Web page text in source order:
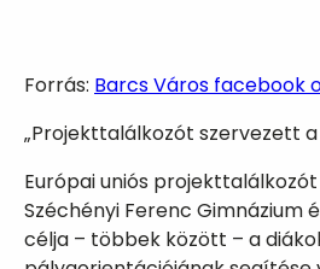
Forrás: Barcs Város facebook
„Projekttalálkozót szervezett
Európai uniós
Széchényi Ferenc Gimnázium
célja – többek között – a